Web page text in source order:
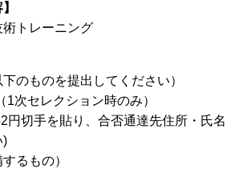
トレーニング
下のものを提出してください）
次セレクション時のみ）
円切手を貼り、合否通達先住所・氏名
)
るもの）